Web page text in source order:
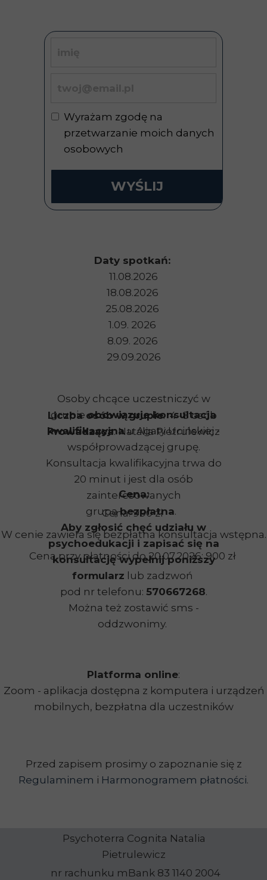
Wyrażam zgodę na
przetwarzanie moich danych
osobowych
WYŚLIJ
Osoby chcące uczestniczyć w
grupieobowiązuje konsultacja
kwalifikacyjnau Agaty Ucińskiej -
współprowadzącej grupę.
Konsultacja kwalifikacyjna trwa do
20 minut i jest dla osób
zainteresowanych
grupąbezpłatna.
Aby zgłosić chęć udziału w
psychoedukacji i zapisać się na
konsultację wypełnij poniższy
formularz lub zadzwoń
pod nr telefonu: 570667268.
Można też zostawić sms -
oddzwonimy.
Przed zapisem prosimy o zapoznanie się z
Regulaminem i Harmonogramem płatności.
Platforma online:
Zoom - aplikacja dostępna z komputera i urządzeń
mobilnych, bezpłatna dla uczestników
Cena:
Cena: 990 zł
W cenie zawiera się bezpłatna konsultacja wstępna.
Cena przy płatności do 20.07.2026: 900 zł
Liczba osób w grupie: 4 -8 osób
Prowadząca: Natalia Pietrulewicz
Daty spotkań:
11.08.2026
18.08.2026
25.08.2026
1.09. 2026
8.09. 2026
29.09.2026
Psychoterra Cognita Natalia
Pietrulewicz
nr rachunku mBank 83 1140 2004